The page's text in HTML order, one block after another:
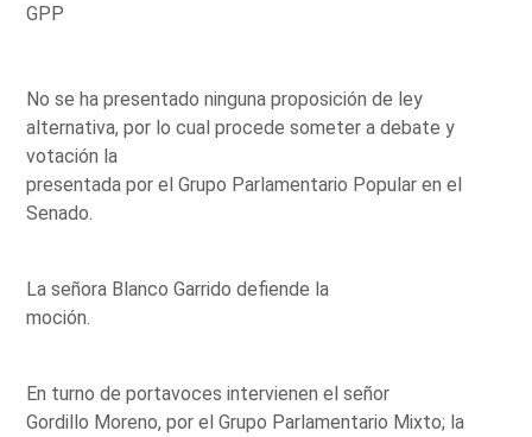
GPP
No se ha presentado ninguna proposición de ley
alternativa, por lo cual procede someter a debate y
votación la
presentada por el Grupo Parlamentario Popular en el
Senado.
La señora Blanco Garrido defiende la
moción.
En turno de portavoces intervienen el señor
Gordillo Moreno, por el Grupo Parlamentario Mixto; la